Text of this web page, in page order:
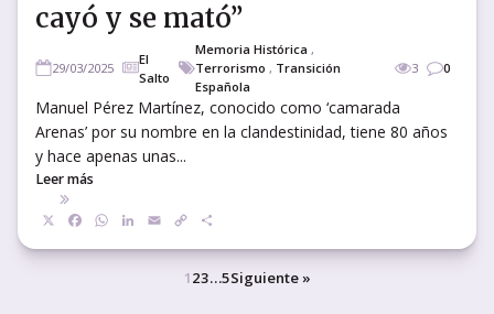
cayó y se mató”
29/03/2025
El
Salto
Memoria Histórica ,
Terrorismo , Transición
Española
3 0
Manuel Pérez Martínez, conocido como ‘camarada
Arenas’ por su nombre en la clandestinidad, tiene 80 años
y hace apenas unas...
Leer más
Facebook
WhatsApp
LinkedIn
EmailCopy
123…5Siguiente »